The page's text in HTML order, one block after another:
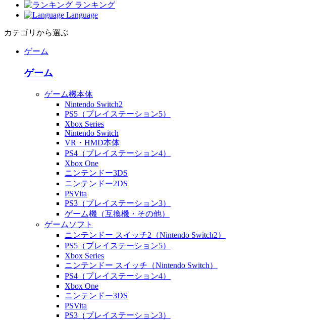
ランキング
Language
カテゴリから選ぶ
ゲーム
ゲーム
ゲーム機本体
Nintendo Switch2
PS5（プレイステーション5）
Xbox Series
Nintendo Switch
VR・HMD本体
PS4（プレイステーション4）
Xbox One
ニンテンドー3DS
ニンテンドー2DS
PSVita
PS3（プレイステーション3）
ゲーム機（互換機・その他）
ゲームソフト
ニンテンドー スイッチ2（Nintendo Switch2）
PS5（プレイステーション5）
Xbox Series
ニンテンドー スイッチ（Nintendo Switch）
PS4（プレイステーション4）
Xbox One
ニンテンドー3DS
PSVita
PS3（プレイステーション3）